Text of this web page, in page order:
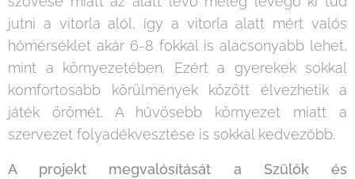
jutni a vitorla alól, így a vitorla alatt mért valós
hőmérséklet akár 6-8 fokkal is alacsonyabb lehet,
mint a környezetében. Ezért a gyerekek sokkal
komfortosabb körülmények között élvezhetik a
játék örömét. A hűvösebb környezet miatt a
szervezet folyadékvesztése is sokkal kedvezőbb.
A projekt megvalósítását a Szülők és